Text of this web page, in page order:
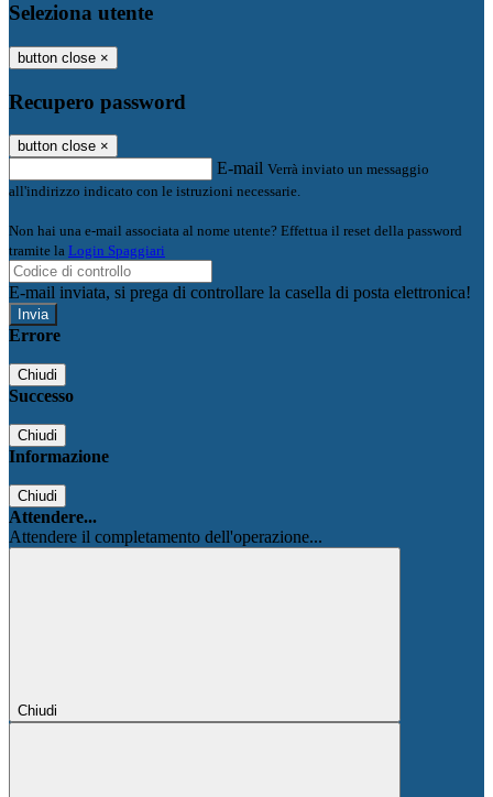
Seleziona utente
button close ×
Recupero password
button close ×
E-mail Verrà inviato un messaggio
all'indirizzo indicato con le istruzioni necessarie.
Non hai una e-mail associata al nome utente? Effettua il reset della password
tramite la Login Spaggiari
E-mail inviata, si prega di controllare la casella di posta elettronica!
Errore
Chiudi
Successo
Chiudi
Informazione
Chiudi
Attendere...
Attendere il completamento dell'operazione...
Chiudi